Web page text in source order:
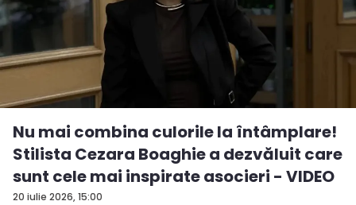
20 iulie 2026, 15:00
Nu mai combina culorile la întâmplare!
Stilista Cezara Boaghie a dezvăluit care
sunt cele mai inspirate asocieri - VIDEO